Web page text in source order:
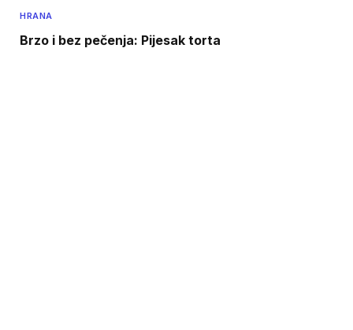
HRANA
Brzo i bez pečenja: Pijesak torta